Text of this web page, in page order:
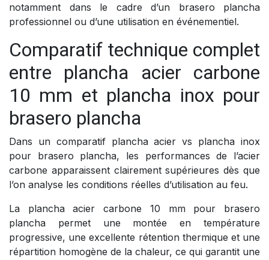
notamment dans le cadre d’un brasero plancha
professionnel ou d’une utilisation en événementiel.
Comparatif technique complet
entre plancha acier carbone
10 mm et plancha inox pour
brasero plancha
Dans un comparatif plancha acier vs plancha inox
pour brasero plancha, les performances de l’acier
carbone apparaissent clairement supérieures dès que
l’on analyse les conditions réelles d’utilisation au feu.
La plancha acier carbone 10 mm pour brasero
plancha permet une montée en température
progressive, une excellente rétention thermique et une
répartition homogène de la chaleur, ce qui garantit une